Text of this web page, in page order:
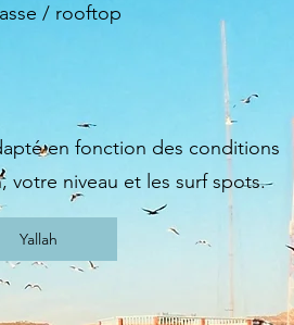
/ rooftop
en fonction des conditions
votre niveau et les surf spots.
Yallah